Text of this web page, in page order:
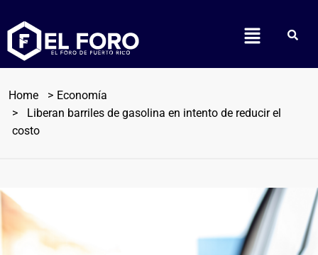
Home
Economía
Liberan barriles de gasolina en intento de reducir el
costo